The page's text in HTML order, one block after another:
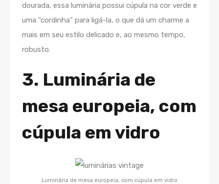
dourada, essa luminária possui cúpula na cor verde e
uma “cordinha” para ligá-la, o que dá um charme a
mais em seu estilo delicado e, ao mesmo tempo,
robusto.
3. Luminária de
mesa europeia, com
cúpula em vidro
Luminária de mesa europeia, com cúpula em vidro